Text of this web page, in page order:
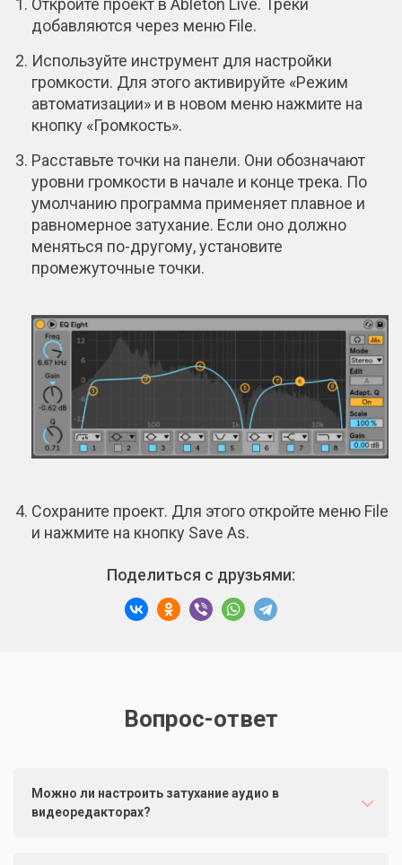
Откройте проект в Ableton Live. Треки
добавляются через меню File.
Используйте инструмент для настройки
громкости. Для этого активируйте «Режим
автоматизации» и в новом меню нажмите на
кнопку «Громкость».
Расставьте точки на панели. Они обозначают
уровни громкости в начале и конце трека. По
умолчанию программа применяет плавное и
равномерное затухание. Если оно должно
меняться по-другому, установите
промежуточные точки.
Сохраните проект. Для этого откройте меню File
и нажмите на кнопку Save As.
Поделиться с друзьями:
Вопрос-ответ
Можно ли настроить затухание аудио в
видеоредакторах?